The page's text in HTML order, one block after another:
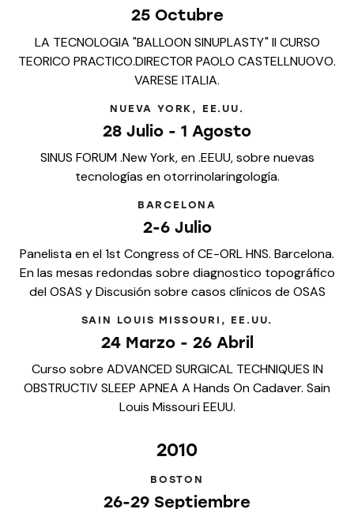
25 Octubre
LA TECNOLOGIA "BALLOON SINUPLASTY" II CURSO
TEORICO PRACTICO.DIRECTOR PAOLO CASTELLNUOVO.
VARESE ITALIA.
NUEVA YORK, EE.UU.
28 Julio - 1 Agosto
SINUS FORUM .New York, en .EEUU, sobre nuevas
tecnologías en otorrinolaringología.
BARCELONA
2-6 Julio
Panelista en el 1st Congress of CE-ORL HNS. Barcelona.
En las mesas redondas sobre diagnostico topográfico
del OSAS y Discusión sobre casos clínicos de OSAS
SAIN LOUIS MISSOURI, EE.UU.
24 Marzo - 26 Abril
Curso sobre ADVANCED SURGICAL TECHNIQUES IN
OBSTRUCTIV SLEEP APNEA A Hands On Cadaver. Sain
Louis Missouri EEUU.
2010
BOSTON
26-29 Septiembre